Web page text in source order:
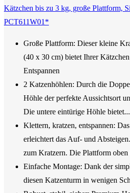
Kätzchen bis zu 3 kg, große Plattform,
PCT611W01*
Große Plattform: Dieser kleine
(40 x 30 cm) bietet Ihrer
Entspannen
2 Katzenhöhlen: Durch die
Höhle der perfekte Aussichtsort
Die untere eintürige Höhle bietet...
Klettern, kratzen, entspannen:
erleichtert das Auf- und
zum Kratzern. Die Plattform oben
Einfache Montage: Dank der
diesen Katzenturm in wenigen